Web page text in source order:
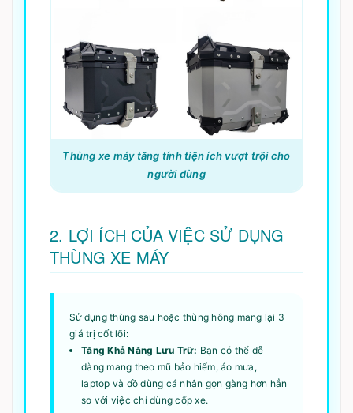
Thùng xe máy tăng tính tiện ích vượt trội cho
người dùng
2. LỢI ÍCH CỦA VIỆC SỬ DỤNG
THÙNG XE MÁY
Sử dụng thùng sau hoặc thùng hông mang lại 3
giá trị cốt lõi:
Tăng Khả Năng Lưu Trữ: Bạn có thể dễ
dàng mang theo mũ bảo hiểm, áo mưa,
laptop và đồ dùng cá nhân gọn gàng hơn hẳn
so với việc chỉ dùng cốp xe.